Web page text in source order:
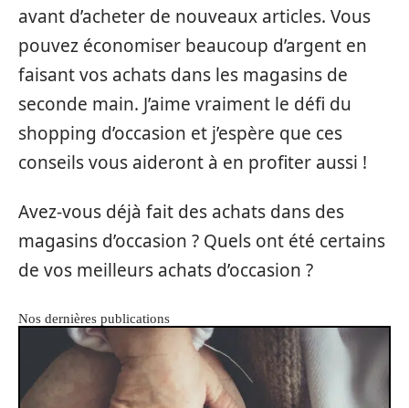
avant d’acheter de nouveaux articles. Vous
pouvez économiser beaucoup d’argent en
faisant vos achats dans les magasins de
seconde main. J’aime vraiment le défi du
shopping d’occasion et j’espère que ces
conseils vous aideront à en profiter aussi !
Avez-vous déjà fait des achats dans des
magasins d’occasion ? Quels ont été certains
de vos meilleurs achats d’occasion ?
Nos dernières publications